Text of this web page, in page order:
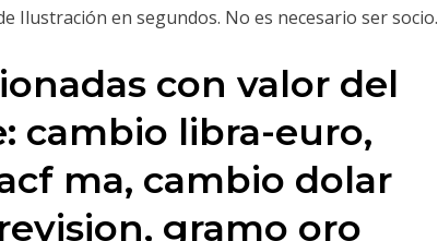
Ilustración en segundos. No es necesario ser socio.
con valor del
cambio libra-euro,
ma, cambio dolar
gramo oro